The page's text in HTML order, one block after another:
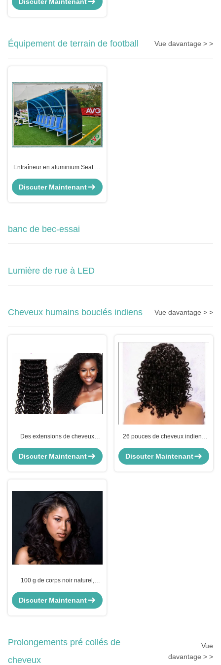
contrat de Cas 115-86-6
Discuter Maintenant
Équipement de terrain de football Vue davantage > >
Entraîneur en aluminium Seat du
temps de mobilité résistante
d'équipement
Discuter Maintenant
banc de bec-essai
Lumière de rue à LED
Cheveux humains bouclés indiens Vue davantage > >
Des extensions de cheveux
Discuter Maintenant
26 pouces de cheveux indiens
cheveux soyeux droite sans
Discuter Maintenant
100 g de corps noir naturel,
humains bouclés, sans
enchevêtrement
Discuter Maintenant
Prolongements pré collés de
cheveux
Vue
davantage > >